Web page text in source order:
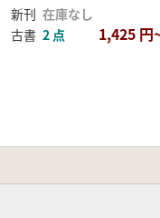
新刊 在庫なし
古書 2 点 1,425 円